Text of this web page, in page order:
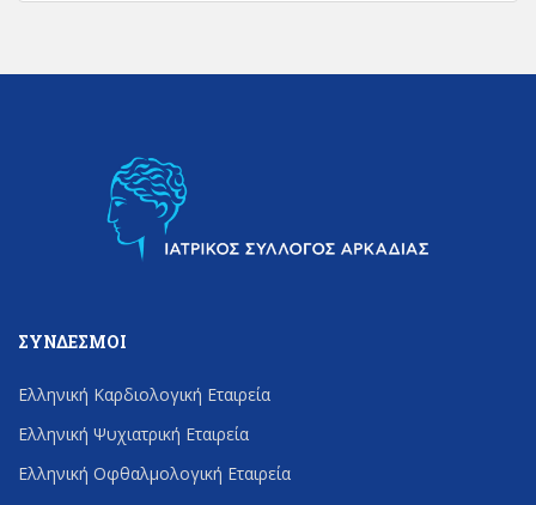
ΣΎΝΔΕΣΜΟΙ
Ελληνική Καρδιολογική Εταιρεία
Ελληνική Ψυχιατρική Εταιρεία
Ελληνική Οφθαλμολογική Εταιρεία